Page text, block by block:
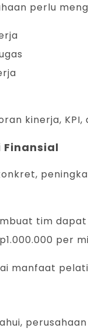
perlu
kinerja, KPI,
Finansial
tim
per
manfaat